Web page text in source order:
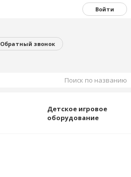
Войти
Обратный звонок
Поиск по названию
Детское игровое
оборудование